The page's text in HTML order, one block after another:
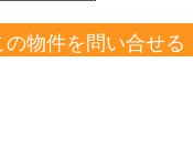
の物件を問い合せる